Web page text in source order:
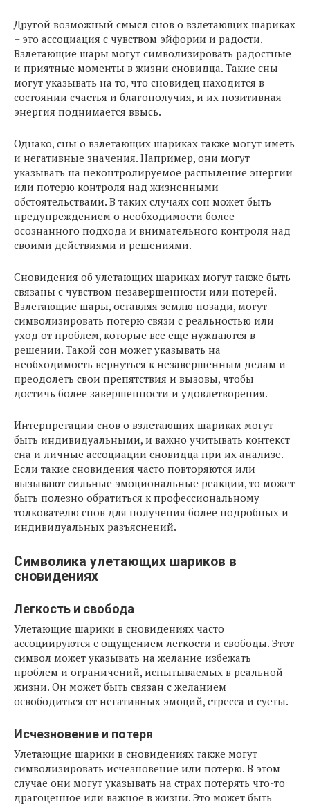
Другой возможный смысл снов о взлетающих шариках
– это ассоциация с чувством эйфории и радости.
Взлетающие шары могут символизировать радостные
и приятные моменты в жизни сновидца. Такие сны
могут указывать на то, что сновидец находится в
состоянии счастья и благополучия, и их позитивная
энергия поднимается ввысь.
Однако, сны о взлетающих шариках также могут иметь
и негативные значения. Например, они могут
указывать на неконтролируемое распыление энергии
или потерю контроля над жизненными
обстоятельствами. В таких случаях сон может быть
предупреждением о необходимости более
осознанного подхода и внимательного контроля над
своими действиями и решениями.
Сновидения об улетающих шариках могут также быть
связаны с чувством незавершенности или потерей.
Взлетающие шары, оставляя землю позади, могут
символизировать потерю связи с реальностью или
уход от проблем, которые все еще нуждаются в
решении. Такой сон может указывать на
необходимость вернуться к незавершенным делам и
преодолеть свои препятствия и вызовы, чтобы
достичь более завершенности и удовлетворения.
Интерпретации снов о взлетающих шариках могут
быть индивидуальными, и важно учитывать контекст
сна и личные ассоциации сновидца при их анализе.
Если такие сновидения часто повторяются или
вызывают сильные эмоциональные реакции, то может
быть полезно обратиться к профессиональному
толкователю снов для получения более подробных и
индивидуальных разъяснений.
Символика улетающих шариков в
сновидениях
Легкость и свобода
Улетающие шарики в сновидениях часто
ассоциируются с ощущением легкости и свободы. Этот
символ может указывать на желание избежать
проблем и ограничений, испытываемых в реальной
жизни. Он может быть связан с желанием
освободиться от негативных эмоций, стресса и суеты.
Исчезновение и потеря
Улетающие шарики в сновидениях также могут
символизировать исчезновение или потерю. В этом
случае они могут указывать на страх потерять что-то
драгоценное или важное в жизни. Это может быть